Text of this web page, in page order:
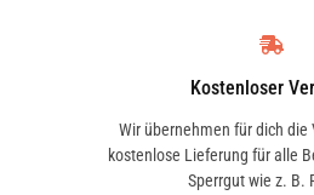
Kostenloser
Wir übernehmen für dich die
kostenlose Lieferung für alle
Sperrgut wie z. B.